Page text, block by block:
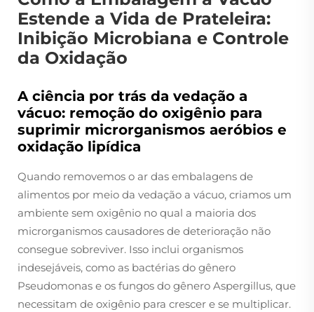
Estende a Vida de Prateleira:
Inibição Microbiana e Controle
da Oxidação
A ciência por trás da vedação a
vácuo: remoção do oxigênio para
suprimir microrganismos aeróbios e
oxidação lipídica
Quando removemos o ar das embalagens de
alimentos por meio da vedação a vácuo, criamos um
ambiente sem oxigênio no qual a maioria dos
microrganismos causadores de deterioração não
consegue sobreviver. Isso inclui organismos
indesejáveis, como as bactérias do gênero
Pseudomonas e os fungos do gênero Aspergillus, que
necessitam de oxigênio para crescer e se multiplicar.